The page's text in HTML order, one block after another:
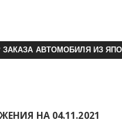
ЗАКАЗА АВТОМОБИЛЯ ИЗ
НА 04.11.2021